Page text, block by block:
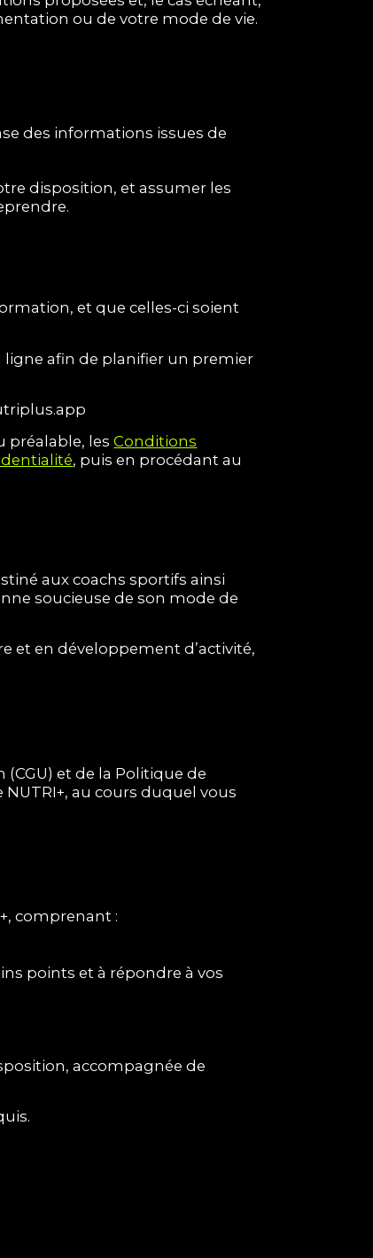
ou de votre mode de vie.
des informations issues de
disposition, et assumer les
et que celles-ci soient
ligne afin de planifier un premier
préalable, lesConditions
, puis en procédant au
aux coachs sportifs ainsi
soucieuse de son mode de
et en développement d’activité,
(CGU) et de la Politique de
au cours duquel vous
comprenant :
points et à répondre à vos
accompagnée de